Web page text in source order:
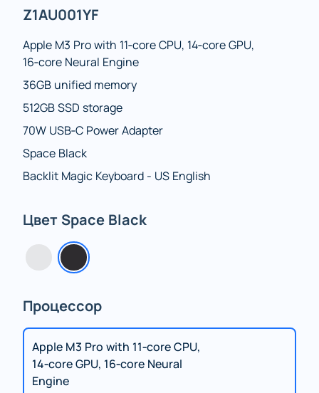
Z1AU001YF
Apple M3 Pro with 11‑core CPU, 14‑core GPU,
16‑core Neural Engine
36GB unified memory
512GB SSD storage
70W USB‑C Power Adapter
Space Black
Backlit Magic Keyboard - US English
Цвет Space Black
Процессор
Apple M3 Pro with 11‑core CPU,
14‑core GPU, 16‑core Neural
Engine